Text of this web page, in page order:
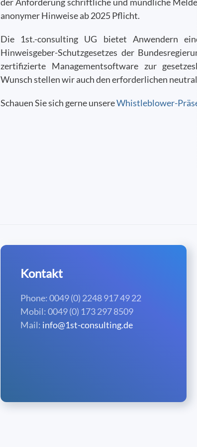
anonymer Hinweise ab 2025 Pflicht.
Die 1st.-consulting UG bietet Anwendern
Hinweisgeber-Schutzgesetzes der
zertifizierte Managementsoftware zur
Wunsch stellen wir auch den erforderlichen
Schauen Sie sich gerne unsereWhistleblower-
Kontakt
Phone: 0049 (0) 2248 917 49 22
Mobil: 0049 (0) 173 297 8509
Mail: info@1st-consulting.de